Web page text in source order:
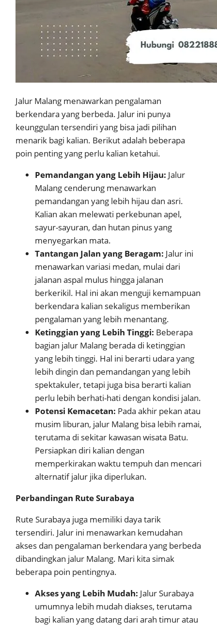
Jalur Malang menawarkan pengalaman
berkendara yang berbeda. Jalur ini punya
keunggulan tersendiri yang bisa jadi pilihan
menarik bagi kalian. Berikut adalah beberapa
poin penting yang perlu kalian ketahui.
Pemandangan yang Lebih Hijau: Jalur
Malang cenderung menawarkan
pemandangan yang lebih hijau dan asri.
Kalian akan melewati perkebunan apel,
sayur-sayuran, dan hutan pinus yang
menyegarkan mata.
Tantangan Jalan yang Beragam: Jalur ini
menawarkan variasi medan, mulai dari
jalanan aspal mulus hingga jalanan
berkerikil. Hal ini akan menguji kemampuan
berkendara kalian sekaligus memberikan
pengalaman yang lebih menantang.
Ketinggian yang Lebih Tinggi: Beberapa
bagian jalur Malang berada di ketinggian
yang lebih tinggi. Hal ini berarti udara yang
lebih dingin dan pemandangan yang lebih
spektakuler, tetapi juga bisa berarti kalian
perlu lebih berhati-hati dengan kondisi jalan.
Potensi Kemacetan: Pada akhir pekan atau
musim liburan, jalur Malang bisa lebih ramai,
terutama di sekitar kawasan wisata Batu.
Persiapkan diri kalian dengan
memperkirakan waktu tempuh dan mencari
alternatif jalur jika diperlukan.
Perbandingan Rute Surabaya
Rute Surabaya juga memiliki daya tarik
tersendiri. Jalur ini menawarkan kemudahan
akses dan pengalaman berkendara yang berbeda
dibandingkan jalur Malang. Mari kita simak
beberapa poin pentingnya.
Akses yang Lebih Mudah: Jalur Surabaya
umumnya lebih mudah diakses, terutama
bagi kalian yang datang dari arah timur atau